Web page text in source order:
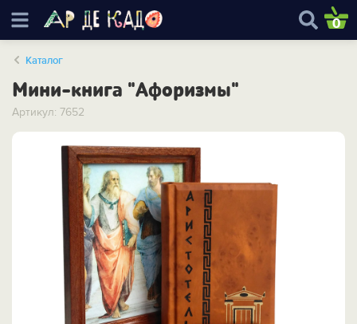
0
Каталог
Мини-книга "Афоризмы"
Артикул: 7652